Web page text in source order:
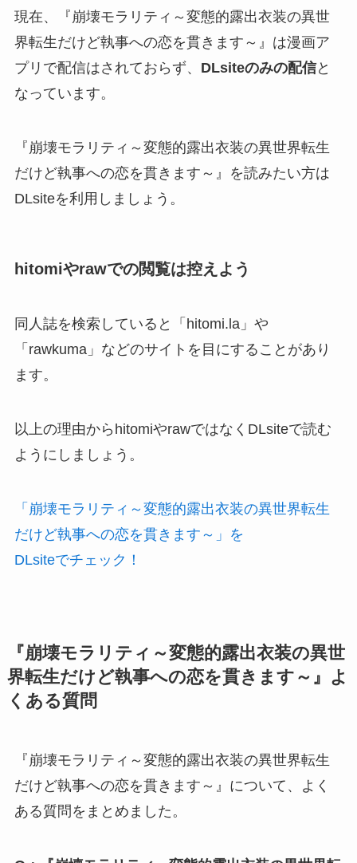
現在、『崩壊モラリティ～変態的露出衣装の異世
界転生だけど執事への恋を貫きます～』は漫画ア
プリで配信はされておらず、 DLsiteのみの配信と
なっています。
『崩壊モラリティ～変態的露出衣装の異世界転生
だけど執事への恋を貫きます～』を読みたい方は
DLsiteを利用しましょう。
hitomiやrawでの閲覧は控えよう
同人誌を検索していると「hitomi.la」や
「rawkuma」などのサイトを目にすることがあり
ます。
以上の理由からhitomiやrawではなくDLsiteで読む
ようにしましょう。
「崩壊モラリティ～変態的露出衣装の異世界転生
だけど執事への恋を貫きます～」を
DLsiteでチェック！
『崩壊モラリティ～変態的露出衣装の異世
界転生だけど執事への恋を貫きます～』よ
くある質問
『崩壊モラリティ～変態的露出衣装の異世界転生
だけど執事への恋を貫きます～』について、よく
ある質問をまとめました。